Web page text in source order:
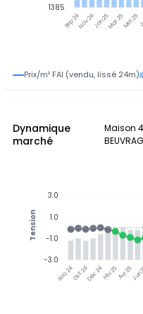
Sep 24Nov 24Jan 25Mar 25Mai 25
1385
Prix/m² FAI (vendu, lissé 24m)
Dynamique
marché
Maison
Aoû 24Oct 24Déc 24Fév 25Avr 25
3.0
1.0
-1.0
-3.0
Tension